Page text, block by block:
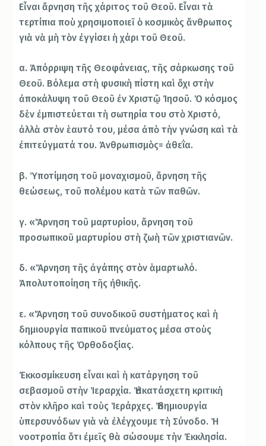
Εἶναι ἄρνηση τῆς χάριτος τοῦ Θεοῦ. Εἶναι τὰ
τερτίπια ποὺ χρησιμοποιεῖ ὁ κοσμικὸς ἄνθρωπος
γιὰ νὰ μὴ τὸν ἐγγίσει ἡ χάρι τοῦ Θεοῦ.
α. Ἀπόρριψη τῆς Θεοφάνειας, τῆς σάρκωσης τοῦ
Θεοῦ. Βόλεμα στὴ φυσικὴ πίστη καὶ ὄχι στὴν
ἀποκάλυψη τοῦ Θεοῦ ἐν Χριστῷ Ἰησοῦ. Ὁ κόσμος
δὲν ἐμπιστεύεται τὴ σωτηρία του στὸ Χριστό,
ἀλλὰ στὸν ἑαυτό του, μέσα ἀπὸ τὴν γνώση καὶ τὰ
ἐπιτεύγματά του. Ἀνθρωπισμὸς= ἀθεΐα.
β. Ὑποτίμηση τοῦ μοναχισμοῦ, ἄρνηση τῆς
θεώσεως, τοῦ πολέμου κατὰ τῶν παθῶν.
γ. «Ἄρνηση τοῦ μαρτυρίου, ἄρνηση τοῦ
προσωπικοῦ μαρτυρίου στὴ ζωὴ τῶν χριστιανῶν.
δ. «Ἄρνηση τῆς ἀγάπης στὸν ἁμαρτωλό.
Ἀπολυτοποίηση τῆς ἠθικῆς.
ε. «Ἄρνηση τοῦ συνοδικοῦ συστήματος καὶ ἡ
δημιουργία παπικοῦ πνεύματος μέσα στοὺς
κόλπους τῆς Ὀρθοδοξίας.
Ἐκκοσμίκευση εἶναι καὶ ἡ κατάργηση τοῦ
σεβασμοῦ στὴν Ἱεραρχία. Ἡ ἀκατάσχετη κριτικὴ
στὸν κλῆρο καὶ τοὺς Ἱεράρχες. Ἡ δημιουργία
ὑπερσυνόδων γιὰ νὰ ἐλέγχουμε τὴ Σύνοδο. Ἡ
νοοτροπία ὅτι ἐμεῖς θὰ σώσουμε τὴν Ἐκκλησία.